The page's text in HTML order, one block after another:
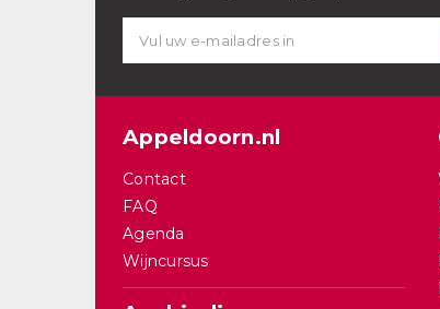
Appeldoorn.nl
Contact
FAQ
Agenda
Wijncursus